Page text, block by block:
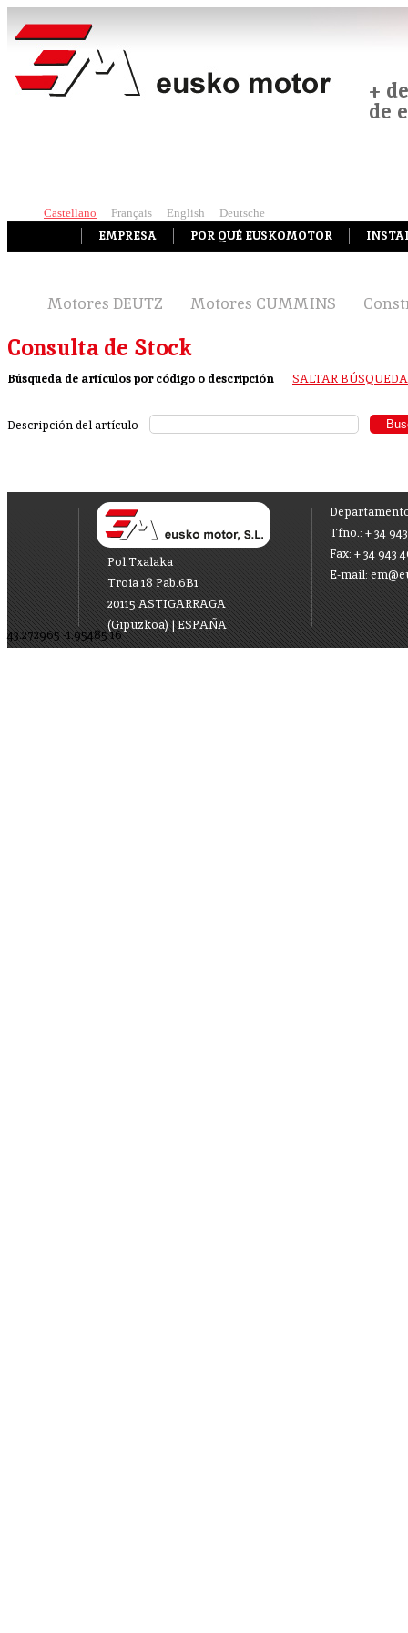
+
de
Castellano Français English Deutsche
EMPRESA POR QUÉ EUSKOMOTOR
Motores DEUTZ Motores CUMMINS
Consulta de Stock
Búsqueda de artículos por código o descripción SALTAR BÚSQUEDA
Descripción del artículo
Pol.Txalaka
Troia 18 Pab.6B1
20115 ASTIGARRAGA
(Gipuzkoa) |ESPAÑA
Tfno.: + 34
Fax: + 34 943
E-mail:
43.272965-1.9548516